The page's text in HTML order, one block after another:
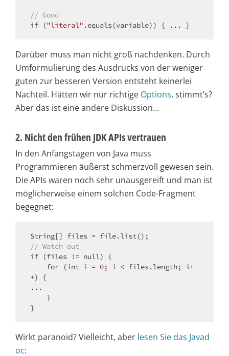
// Good
if ("literal"
Darüber muss man nicht groß nachdenken. Durch
Umformulierung des Ausdrucks von der weniger
guten zur besseren Version entsteht keinerlei
Nachteil. Hätten wir nur richtige Options, stimmt’s?
Aber das ist eine andere Diskussion…
2. Nicht den frühen JDK APIs vertrauen
In den Anfangstagen von Java muss
Programmieren äußerst schmerzvoll gewesen sein.
Die APIs waren noch sehr unausgereift und man ist
möglicherweise einem solchen Code-Fragment
begegnet:
// Watch out
if (files != null) {
for (int i = 0; i < files.length; i+
+) {
...
Wirkt paranoid? Vielleicht, aber lesen Sie das Javad
oc: